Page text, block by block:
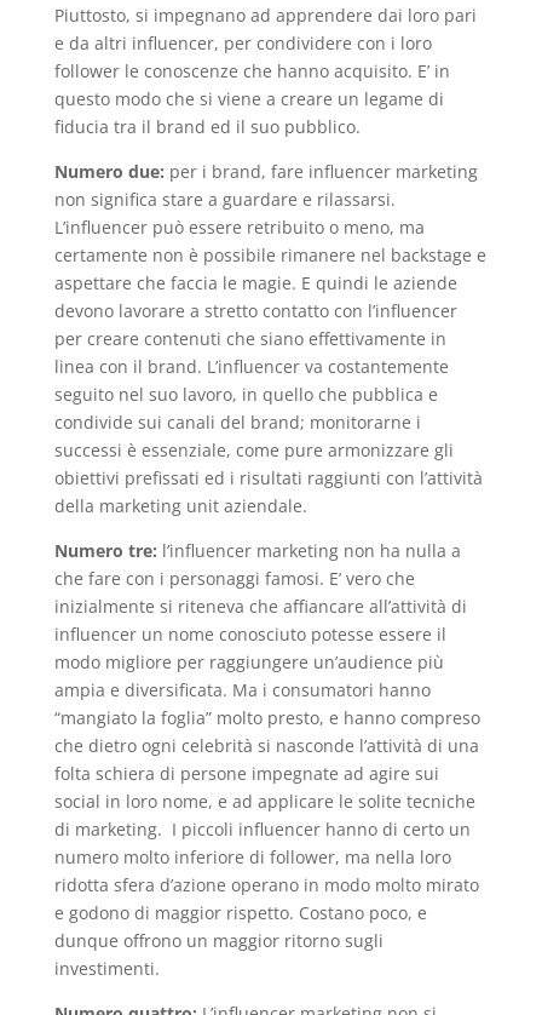
Piuttosto, si impegnano ad apprendere dai loro pari
e da altri influencer, per condividere con i loro
follower le conoscenze che hanno acquisito. E’ in
questo modo che si viene a creare un legame di
fiducia tra il brand ed il suo pubblico.
Numero due: per i brand, fare influencer marketing
non significa stare a guardare e rilassarsi.
L’influencer può essere retribuito o meno, ma
certamente non è possibile rimanere nel backstage e
aspettare che faccia le magie. E quindi le aziende
devono lavorare a stretto contatto con l’influencer
per creare contenuti che siano effettivamente in
linea con il brand. L’influencer va costantemente
seguito nel suo lavoro, in quello che pubblica e
condivide sui canali del brand; monitorarne i
successi è essenziale, come pure armonizzare gli
obiettivi prefissati ed i risultati raggiunti con l’attività
della marketing unit aziendale.
Numero tre: l’influencer marketing non ha nulla a
che fare con i personaggi famosi. E’ vero che
inizialmente si riteneva che affiancare all’attività di
influencer un nome conosciuto potesse essere il
modo migliore per raggiungere un’audience più
ampia e diversificata. Ma i consumatori hanno
“mangiato la foglia” molto presto, e hanno compreso
che dietro ogni celebrità si nasconde l’attività di una
folta schiera di persone impegnate ad agire sui
social in loro nome, e ad applicare le solite tecniche
di marketing. I piccoli influencer hanno di certo un
numero molto inferiore di follower, ma nella loro
ridotta sfera d’azione operano in modo molto mirato
e godono di maggior rispetto. Costano poco, e
dunque offrono un maggior ritorno sugli
investimenti.